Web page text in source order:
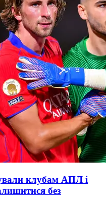
клубам АПЛ і
без